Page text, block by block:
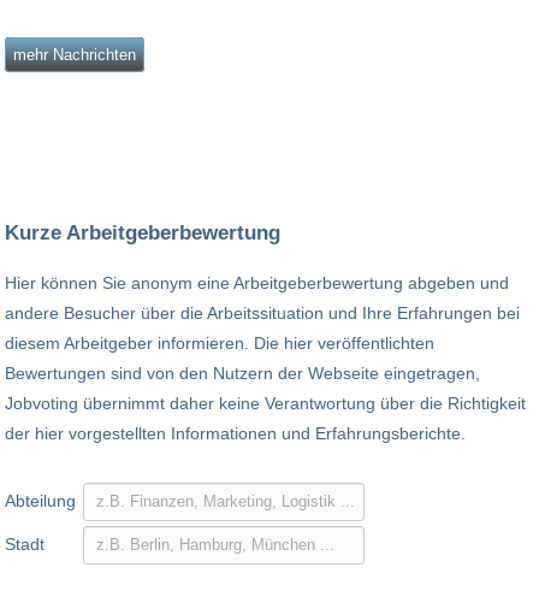
mehr Nachrichten
Kurze Arbeitgeberbewertung
Hier können Sie anonym eine Arbeitgeberbewertung abgeben und
andere Besucher über die Arbeitssituation und Ihre Erfahrungen bei
diesem Arbeitgeber informieren. Die hier veröffentlichten
Bewertungen sind von den Nutzern der Webseite eingetragen,
Jobvoting übernimmt daher keine Verantwortung über die Richtigkeit
der hier vorgestellten Informationen und Erfahrungsberichte.
Abteilung
Stadt